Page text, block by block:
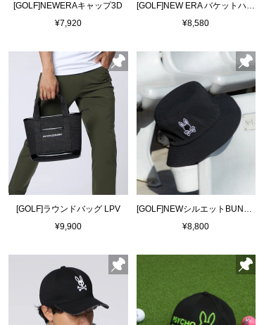
[GOLF]NEWERAキャップ3D
¥7,920
[GOLF]NEW ERA バケットハット
¥8,580
[GOLF]ラウンドバッグ LPV
¥9,900
¥8,800